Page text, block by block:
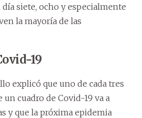
siete, ocho y especialmente
la mayoría de las
19
explicó que uno de cada tres
cuadro de Covid-19 va a
y que la próxima epidemia